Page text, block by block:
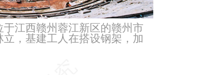
江西赣州蓉江新区的赣州市
，基建工人在搭设钢架，加